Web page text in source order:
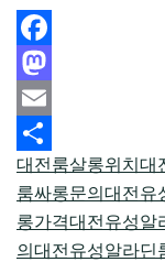
Facebook
Mastodon
Email
Share
대전룸살롱위치 대
룸싸롱문의 대전유
롱가격대전유성알
의 대전유성알라딘